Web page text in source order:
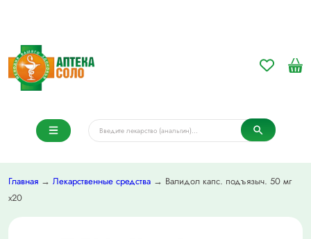
Главная → Лекарственные средства → Валидол капс. подъязыч. 50 мг
х20